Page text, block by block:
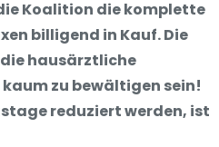
Koalition die komplette
billigend in Kauf. Die
hausärztliche
zu bewältigen sein!
reduziert werden, ist